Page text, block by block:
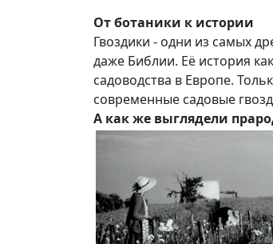
От ботаники к истории
Гвоздики - одни из самых
даже Библии. Её история
садоводства в Европе.
современные садовые
А как же выглядели